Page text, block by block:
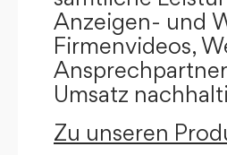
Anzeigen- und
Firmenvideos,
Umsatz
Zu unseren